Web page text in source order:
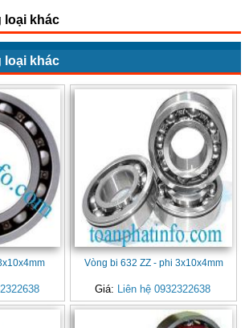
loại khác
loại khác
Vòng bi 632 ZZ - phi 3x10x4mm
Giá: Liên hệ 0932322638